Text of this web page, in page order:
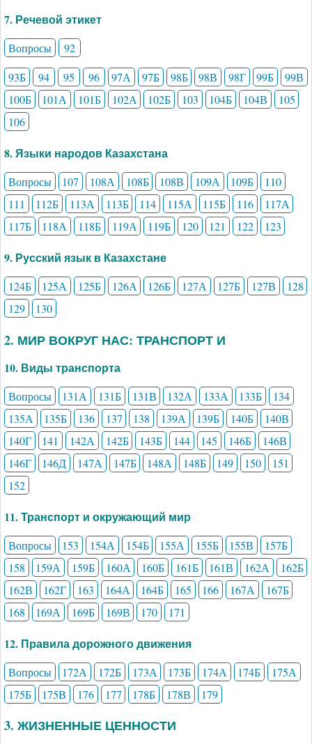
7. Речевой этикет
Вопросы
92
93Б
94 95 96 97А 97Б 98Б 98В 98Г 99Б
99В
100Б
101А 101Б 102А 102Б 103 104Б 104В
105
106
8. Языки народов Казахстана
Вопросы 107 108А 108Б 108В 109А 109Б
110
111
112Б 113А 113Б 114 115А 115Б 116
117А
117Б
118А 118Б 119А 119Б 120 121 122 123
9. Русский язык в Казахстане
124Б 125А 125Б 126А 126Б 127А 127Б 127В
128
129
130
2. МИР ВОКРУГ НАС: ТРАНСПОРТ И
10. Виды транспорта
Вопросы 131А 131Б 131В 132А 133А 133Б
134
135А
135Б 136 137 138 139А 139Б 140Б
140В
140Г
141 142А 142Б 143Б 144 145 146Б
146В
146Г
146Д 147А 147Б 148А 148Б 149 150
151
152
11. Транспорт и окружающий мир
Вопросы 153 154А 154Б 155А 155Б 155В
157Б
158
159А 159Б 160А 160Б 161Б 161В 162А
162Б
162В
162Г 163 164А 164Б 165 166 167А
167Б
168
169А 169Б 169В 170 171
12. Правила дорожного движения
Вопросы 172А 172Б 173А 173Б 174А 174Б
175А
175Б
175В 176 177 178Б 178В 179
3. ЖИЗНЕННЫЕ ЦЕННОСТИ